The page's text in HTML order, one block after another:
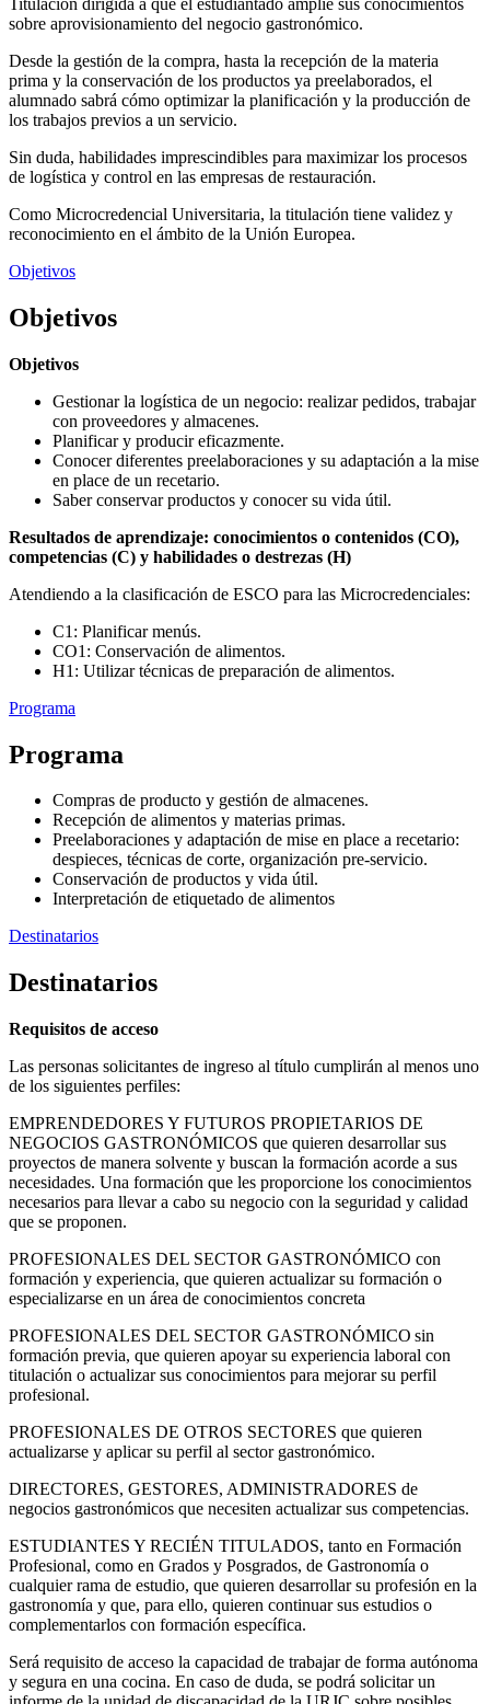
sobre aprovisionamiento del negocio gastronómico.
Desde la gestión de la compra, hasta la recepción de la materia
prima y la conservación de los productos ya preelaborados, el
alumnado sabrá cómo optimizar la planificación y la producción de
los trabajos previos a un servicio.
Sin duda, habilidades imprescindibles para maximizar los procesos
de logística y control en las empresas de restauración.
Como Microcredencial Universitaria, la titulación tiene validez y
reconocimiento en el ámbito de la Unión Europea.
Objetivos
Objetivos
Objetivos
Gestionar la logística de un negocio: realizar pedidos, trabajar
con proveedores y almacenes.
Planificar y producir eficazmente.
Conocer diferentes preelaboraciones y su adaptación a la mise
en place de un recetario.
Saber conservar productos y conocer su vida útil.
Resultados de aprendizaje: conocimientos o contenidos (CO),
competencias (C) y habilidades o destrezas (H)
Atendiendo a la clasificación de ESCO para las Microcredenciales:
C1: Planificar menús.
CO1: Conservación de alimentos.
H1: Utilizar técnicas de preparación de alimentos.
Programa
Programa
Compras de producto y gestión de almacenes.
Recepción de alimentos y materias primas.
Preelaboraciones y adaptación de mise en place a recetario:
despieces, técnicas de corte, organización pre-servicio.
Conservación de productos y vida útil.
Interpretación de etiquetado de alimentos
Destinatarios
Destinatarios
Requisitos de acceso
Las personas solicitantes de ingreso al título cumplirán al menos uno
de los siguientes perfiles:
EMPRENDEDORES Y FUTUROS PROPIETARIOS DE
NEGOCIOS GASTRONÓMICOS que quieren desarrollar sus
proyectos de manera solvente y buscan la formación acorde a sus
necesidades. Una formación que les proporcione los conocimientos
necesarios para llevar a cabo su negocio con la seguridad y calidad
que se proponen.
PROFESIONALES DEL SECTOR GASTRONÓMICO con
formación y experiencia, que quieren actualizar su formación o
especializarse en un área de conocimientos concreta
PROFESIONALES DEL SECTOR GASTRONÓMICO sin
formación previa, que quieren apoyar su experiencia laboral con
titulación o actualizar sus conocimientos para mejorar su perfil
profesional.
PROFESIONALES DE OTROS SECTORES que quieren
actualizarse y aplicar su perfil al sector gastronómico.
DIRECTORES, GESTORES, ADMINISTRADORES de
negocios gastronómicos que necesiten actualizar sus competencias.
ESTUDIANTES Y RECIÉN TITULADOS, tanto en Formación
Profesional, como en Grados y Posgrados, de Gastronomía o
cualquier rama de estudio, que quieren desarrollar su profesión en la
gastronomía y que, para ello, quieren continuar sus estudios o
complementarlos con formación específica.
Será requisito de acceso la capacidad de trabajar de forma autónoma
y segura en una cocina. En caso de duda, se podrá solicitar un